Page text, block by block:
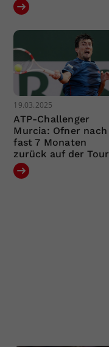
19.03.2025
ATP-Challenger
Murcia: Ofner nach
fast 7 Monaten
zurück auf der Tour